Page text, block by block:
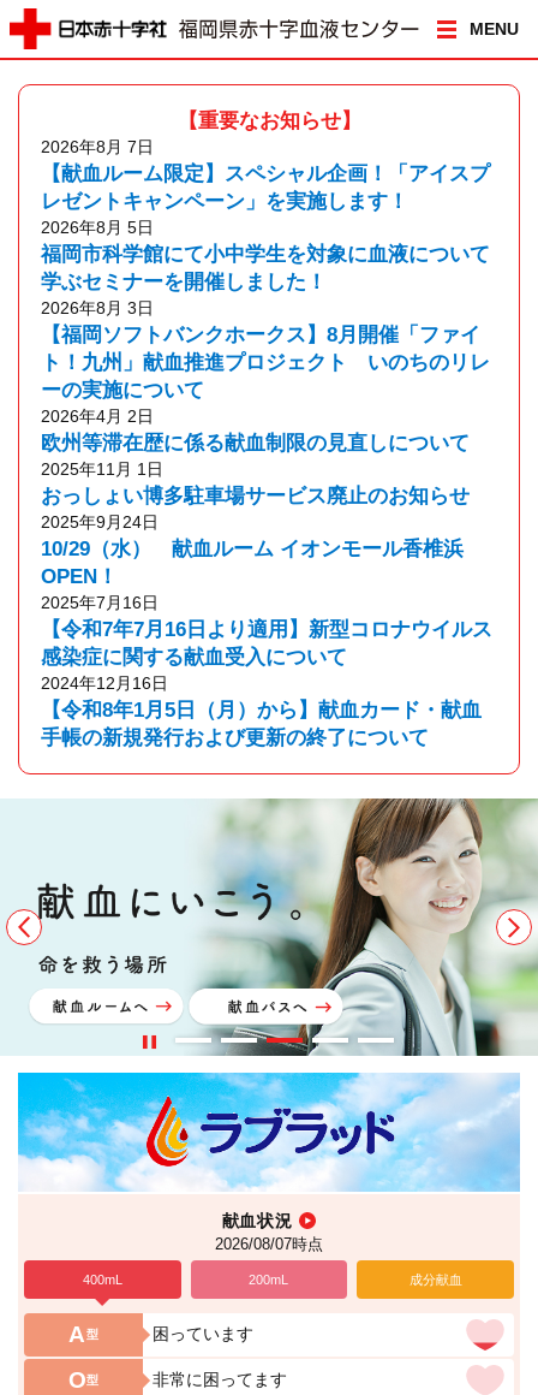
MENU
【重要なお知らせ】
【献血ルーム限定】スペシャル企画！「アイスプ
レゼントキャンペーン」を実施します！
2026年8月 7日
福岡市科学館にて小中学生を対象に血液について
学ぶセミナーを開催しました！
2026年8月 5日
【福岡ソフトバンクホークス】8月開催「ファイ
ト！九州」献血推進プロジェクト いのちのリレ
ーの実施について
2026年8月 3日
欧州等滞在歴に係る献血制限の見直しについて
2026年4月 2日
おっしょい博多駐車場サービス廃止のお知らせ
2025年11月 1日
10/29（水） 献血ルーム イオンモール香椎浜
OPEN！
2025年9月24日
【令和7年7月16日より適用】新型コロナウイルス
感染症に関する献血受入について
2025年7月16日
【令和8年1月5日（月）から】献血カード・献血
手帳の新規発行および更新の終了について
2024年12月16日
献血状況
2026/08/07時点
400mL 200mL 成分献血
A型 困っています
O型 非常に困ってます